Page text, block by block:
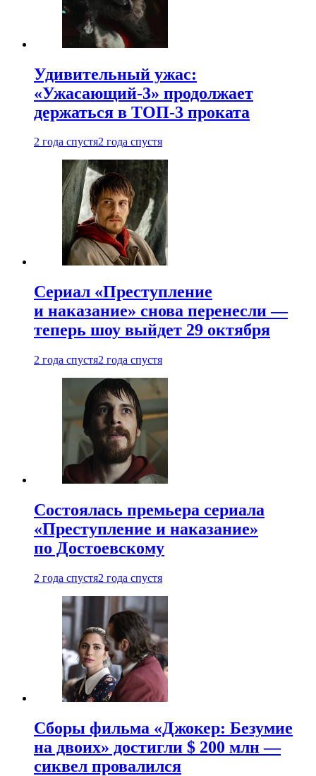
Удивительный ужас:
«Ужасающий-3» продолжает
держаться в ТОП-3 проката
2 года спустя2 года спустя
Сериал «Преступление
и наказание» снова перенесли —
теперь шоу выйдет 29 октября
2 года спустя2 года спустя
Состоялась премьера сериала
«Преступление и наказание»
по Достоевскому
2 года спустя2 года спустя
Сборы фильма «Джокер: Безумие
на двоих» достигли $ 200 млн —
сиквел провалился